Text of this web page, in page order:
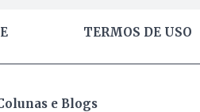
TERMOS DE USO
e Blogs